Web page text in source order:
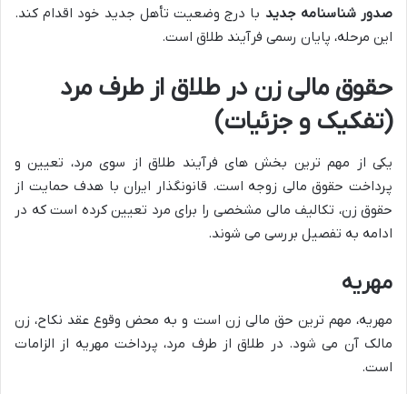
صدور شناسنامه جدید با درج وضعیت تأهل جدید خود اقدام کند.
این مرحله، پایان رسمی فرآیند طلاق است.
حقوق مالی زن در طلاق از طرف مرد
(تفکیک و جزئیات)
یکی از مهم ترین بخش های فرآیند طلاق از سوی مرد، تعیین و
پرداخت حقوق مالی زوجه است. قانونگذار ایران با هدف حمایت از
حقوق زن، تکالیف مالی مشخصی را برای مرد تعیین کرده است که در
ادامه به تفصیل بررسی می شوند.
مهریه
مهریه، مهم ترین حق مالی زن است و به محض وقوع عقد نکاح، زن
مالک آن می شود. در طلاق از طرف مرد، پرداخت مهریه از الزامات
است.